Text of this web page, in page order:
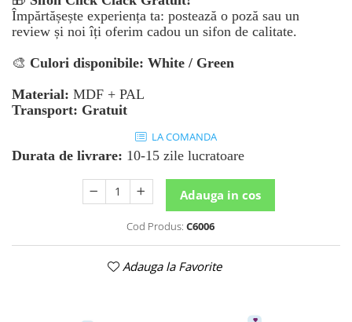
Împărtășește experiența ta: postează o poză sau un
review și noi îți oferim cadou un sifon de calitate.
🎨 Culori disponibile: White / Green
Material: MDF + PAL
Transport: Gratuit
LA COMANDA
Durata de livrare: 10-15 zile lucratoare
Adauga in cos
Cod Produs: C6006
Adauga la Favorite